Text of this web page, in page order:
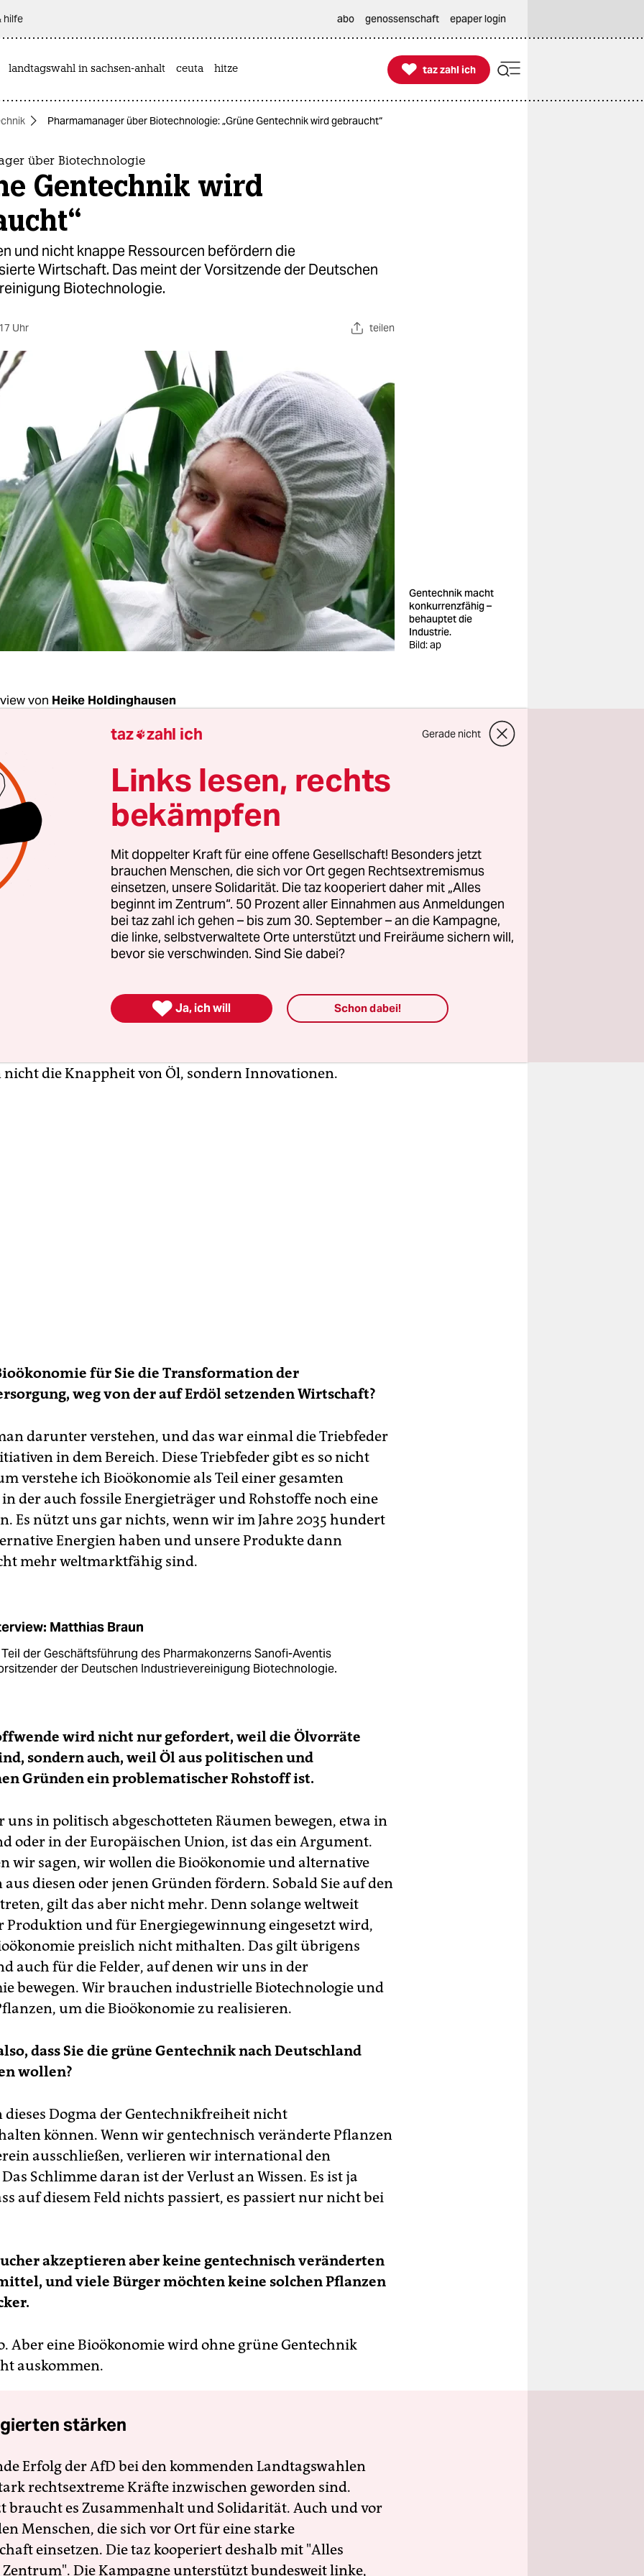
hilfe abo genossenschaft epaper login
landtagswahl in sachsen-anhalt ceuta hitze 
taz zahl ich
taz zahl ich
Pharmamanager über Biotechnologie: „Grüne Gentechnik wird gebraucht“
über Biotechnologie
Gentechnik wird
und nicht knappe Ressourcen befördern die
Wirtschaft. Das meint der Vorsitzende der Deutschen
Biotechnologie.
Uhr teilen
Gentechnik macht
konkurrenzfähig –
behauptet die
Industrie.
Bild: ap
von Heike Holdinghausen
wird es die Bioökonomie in diesem Jahr in den
Koalitionsvertrag schaffen?
Wir hoffen, dass sie erwähnt wird.
eine ganz spannende Zeit für die pflanzenbasierte
Durch die neuen Funde und Fördertechniken von Erdöl
Frage nach dem Ersatz fossiler Energien neu. Dort, wo
oder Biokraftstoffen, müssen wir fragen, ab wann
wirklich rechnet. Interessant wird es sicher da, wo
die Knappheit von Öl, sondern Innovationen.
für Sie die Transformation der
weg von der auf Erdöl setzenden Wirtschaft?
darunter verstehen, und das war einmal die Triebfeder
in dem Bereich. Diese Triebfeder gibt es so nicht
verstehe ich Bioökonomie als Teil einer gesamten
der auch fossile Energieträger und Rohstoffe noch eine
Es nützt uns gar nichts, wenn wir im Jahre 2035 hundert
Energien haben und unsere Produkte dann
mehr weltmarktfähig sind.
Matthias Braun
der Geschäftsführung des Pharmakonzerns Sanofi-Aventis
der Deutschen Industrievereinigung Biotechnologie.
wird nicht nur gefordert, weil die Ölvorräte
sondern auch, weil Öl aus politischen und
Gründen ein problematischer Rohstoff ist.
uns in politisch abgeschotteten Räumen bewegen, etwa in
oder in der Europäischen Union, ist das ein Argument.
wir sagen, wir wollen die Bioökonomie und alternative
aus diesen oder jenen Gründen fördern. Sobald Sie auf den
gilt das aber nicht mehr. Denn solange weltweit
Produktion und für Energiegewinnung eingesetzt wird,
preislich nicht mithalten. Das gilt übrigens
auch für die Felder, auf denen wir uns in der
bewegen. Wir brauchen industrielle Biotechnologie und
um die Bioökonomie zu realisieren.
dass Sie die grüne Gentechnik nach Deutschland
wollen?
dieses Dogma der Gentechnikfreiheit nicht
können. Wenn wir gentechnisch veränderte Pflanzen
ausschließen, verlieren wir international den
Schlimme daran ist der Verlust an Wissen. Es ist ja
auf diesem Feld nichts passiert, es passiert nur nicht bei
akzeptieren aber keine gentechnisch veränderten
und viele Bürger möchten keine solchen Pflanzen
Aber eine Bioökonomie wird ohne grüne Gentechnik
auskommen.
stärken
Erfolg der AfD bei den kommenden Landtagswahlen
rechtsextreme Kräfte inzwischen geworden sind.
braucht es Zusammenhalt und Solidarität. Auch und vor
Menschen, die sich vor Ort für eine starke
einsetzen. Die taz kooperiert deshalb mit "Alles
Die Kampagne unterstützt bundesweit linke,
taz zahl ich Gerade nicht
Links lesen, rechts
bekämpfen
Mit doppelter Kraft für eine offene Gesellschaft! Besonders jetzt
brauchen Menschen, die sich vor Ort gegen Rechtsextremismus
einsetzen, unsere Solidarität. Die taz kooperiert daher mit „Alles
beginnt im Zentrum“. 50 Prozent aller Einnahmen aus Anmeldungen
bei taz zahl ich gehen – bis zum 30. September – an die Kampagne,
die linke, selbstverwaltete Orte unterstützt und Freiräume sichern will,
bevor sie verschwinden. Sind Sie dabei?
 Ja, ich will Schon dabei!